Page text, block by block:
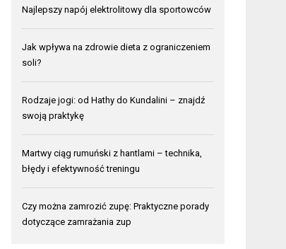
Najlepszy napój elektrolitowy dla sportowców
Jak wpływa na zdrowie dieta z ograniczeniem
soli?
Rodzaje jogi: od Hathy do Kundalini – znajdź
swoją praktykę
Martwy ciąg rumuński z hantlami – technika,
błędy i efektywność treningu
Czy można zamrozić zupę: Praktyczne porady
dotyczące zamrażania zup